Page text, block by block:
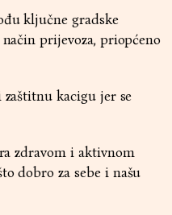
ključne gradske
prijevoza, priopćeno
kacigu jer se
zdravom i aktivnom
dobro za sebe i našu